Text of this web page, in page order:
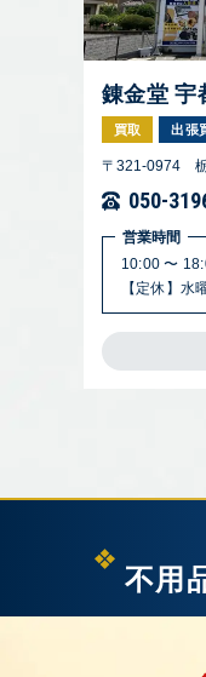
錬金堂 宇
買取 出張
〒321-0974 栃
050-
営業時間
10:00 〜
【定休】水
不用